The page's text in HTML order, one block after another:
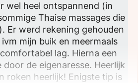
wel heel ontspannend (in
Thaise massages die
Er werd rekening gehouden
mijn buik en meermaals
lag. Hierna een
door de eigenaresse. Heerlijk
roken heerlijk! Enigste tip is